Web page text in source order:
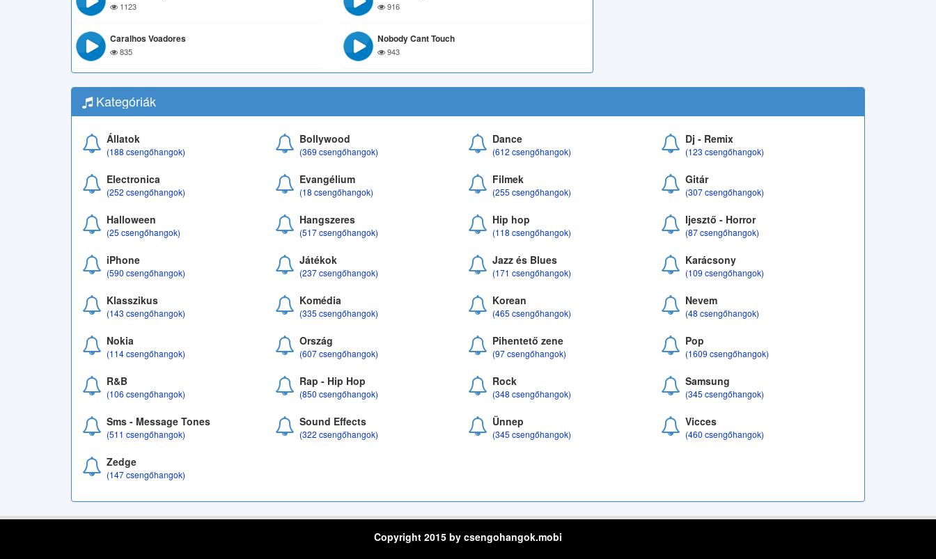
1123 916
Caralhos Voadores
835
Nobody Cant Touch
943
Kategóriák
Állatok
(188 csengőhangok)
Bollywood
(369 csengőhangok)
Dance
(612 csengőhangok)
Dj - Remix
(123 csengőhangok)
Electronica
(252 csengőhangok)
Evangélium
(18 csengőhangok)
Filmek
(255 csengőhangok)
Gitár
(307 csengőhangok)
Halloween
(25 csengőhangok)
Hangszeres
(517 csengőhangok)
Hip hop
(118 csengőhangok)
Ijesztő - Horror
(87 csengőhangok)
iPhone
(590 csengőhangok)
Játékok
(237 csengőhangok)
Jazz és Blues
(171 csengőhangok)
Karácsony
(109 csengőhangok)
Klasszikus
(143 csengőhangok)
Komédia
(335 csengőhangok)
Korean
(465 csengőhangok)
Nevem
(48 csengőhangok)
Nokia
(114 csengőhangok)
Ország
(607 csengőhangok)
Pihentető zene
(97 csengőhangok)
Pop
(1609 csengőhangok)
R&B
(106 csengőhangok)
Rap - Hip Hop
(850 csengőhangok)
Rock
(348 csengőhangok)
Samsung
(345 csengőhangok)
Sms - Message Tones
(511 csengőhangok)
Sound Effects
(322 csengőhangok)
Ünnep
(345 csengőhangok)
Vicces
(460 csengőhangok)
Zedge
(147 csengőhangok)
Copyright 2015 by csengohangok.mobi